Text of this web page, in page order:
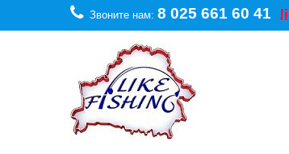
Звоните нам: 8 025 661 60 41